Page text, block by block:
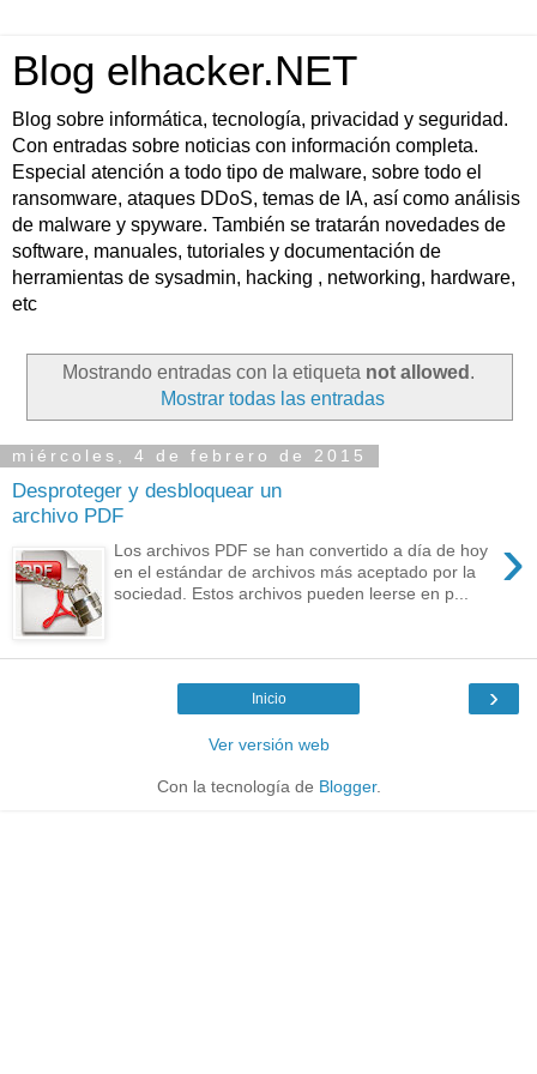
Blog elhacker.NET
Blog sobre informática, tecnología, privacidad y seguridad.
Con entradas sobre noticias con información completa.
Especial atención a todo tipo de malware, sobre todo el
ransomware, ataques DDoS, temas de IA, así como análisis
de malware y spyware. También se tratarán novedades de
software, manuales, tutoriales y documentación de
herramientas de sysadmin, hacking , networking, hardware,
etc
Mostrando entradas con la etiqueta not allowed .
Mostrar todas las entradas
miércoles, 4 de febrero de 2015
Desproteger y desbloquear un
archivo PDF
›
Los archivos PDF se han convertido a día de hoy
en el estándar de archivos más aceptado por la
sociedad. Estos archivos pueden leerse en p...
›
Inicio
Ver versión web
Con la tecnología de Blogger.